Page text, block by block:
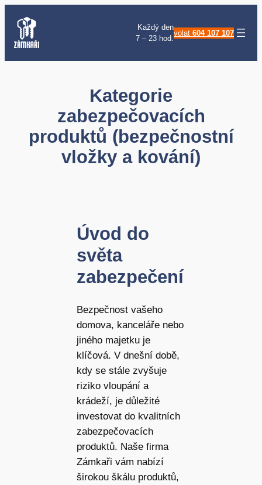
obsah
Každý den
7 – 23 hod.
volat 604 107 107
Kategorie
zabezpečovacích
produktů (bezpečnostní
vložky a kování)
Úvod do
světa
zabezpečení
Bezpečnost vašeho
domova, kanceláře nebo
jiného majetku je
klíčová. V dnešní době,
kdy se stále zvyšuje
riziko vloupání a
krádeží, je důležité
investovat do kvalitních
zabezpečovacích
produktů. Naše firma
Zámkaři vám nabízí
širokou škálu produktů,